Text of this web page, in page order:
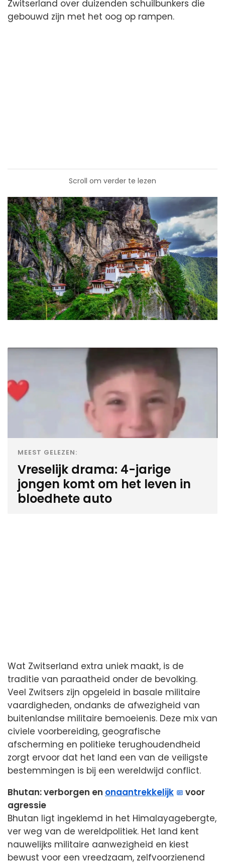
Zwitserland over duizenden schuilbunkers die
gebouwd zijn met het oog op rampen.
Scroll om verder te lezen
MEEST GELEZEN:
Vreselijk drama: 4-jarige
jongen komt om het leven in
bloedhete auto
Wat Zwitserland extra uniek maakt, is de
traditie van paraatheid onder de bevolking.
Veel Zwitsers zijn opgeleid in basale militaire
vaardigheden, ondanks de afwezigheid van
buitenlandse militaire bemoeienis. Deze mix van
civiele voorbereiding, geografische
afscherming en politieke terughoudendheid
zorgt ervoor dat het land een van de veiligste
bestemmingen is bij een wereldwijd conflict.
Bhutan: verborgen en onaantrekkelijk
voor
agressie
Bhutan ligt ingeklemd in het Himalayagebergte,
ver weg van de wereldpolitiek. Het land kent
nauwelijks militaire aanwezigheid en kiest
bewust voor een vreedzaam, zelfvoorzienend